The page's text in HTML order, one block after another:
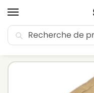
🚚 Livraison Point